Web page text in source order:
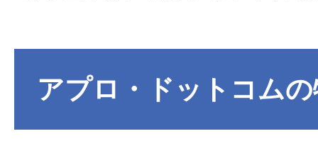
アプロ・ドットコム